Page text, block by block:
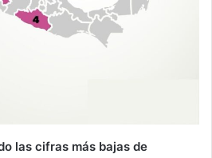
las cifras más bajas de